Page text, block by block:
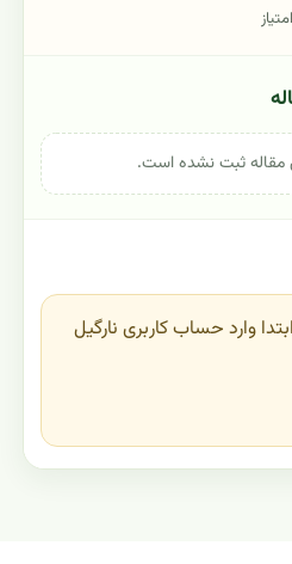
مقاله ثبت نشده است.
وارد حساب کاربری نارگیل